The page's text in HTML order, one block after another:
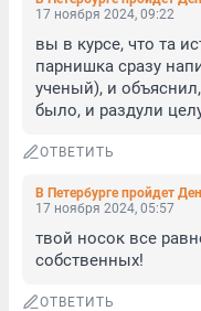
17 ноября 2024, 09:22
вы в курсе, что та
парнишка сразу
ученый), и
было, и раздули
ОТВЕТИТЬ
В Петербурге пройдет
17 ноября 2024, 05:57
твой носок все
собственных!
ОТВЕТИТЬ